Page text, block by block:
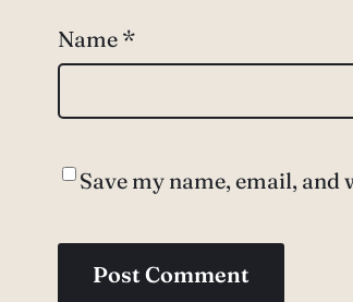
Name *
Save my name, email,